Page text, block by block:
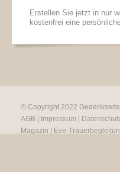
Erstellen Sie jetzt in nur
kostenfrei eine
© Copyright 2022
AGB
Impressum
Magazin
Eve-